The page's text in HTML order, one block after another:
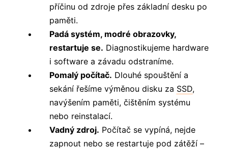
příčinu od zdroje přes základní desku po
paměti.
Padá systém, modré obrazovky,
restartuje se. Diagnostikujeme hardware
i software a závadu odstraníme.
Pomalý počítač. Dlouhé spouštění a
sekání řešíme výměnou disku za SSD,
navýšením paměti, čištěním systému
nebo reinstalací.
Vadný zdroj. Počítač se vypíná, nejde
zapnout nebo se restartuje pod zátěží –